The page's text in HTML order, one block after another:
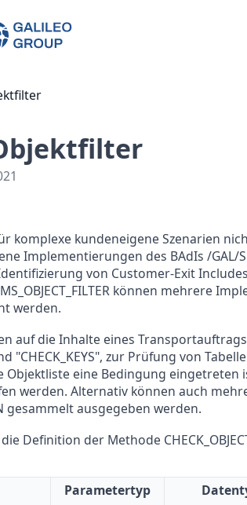
Group AG
komplexe kundeneigene Szenarien
Implementierungen des BAdIs /GAL/
von Customer-Exit
können mehrere
werden.
auf die Inhalte eines Transportauftrags
"CHECK_KEYS", zur Prüfung von
eine Bedingung eingetreten
werden. Alternativ können auch
gesammelt ausgegeben werden.
Definition der Methode
Parametertyp